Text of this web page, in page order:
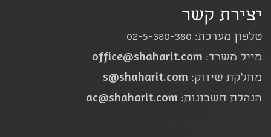
יצירת קשר
טלפון מערכת: 02-5-380-380
מייל משרד: office@shaharit.com
מחלקת שיווק: s@shaharit.com
הנהלת חשבונות: ac@shaharit.com